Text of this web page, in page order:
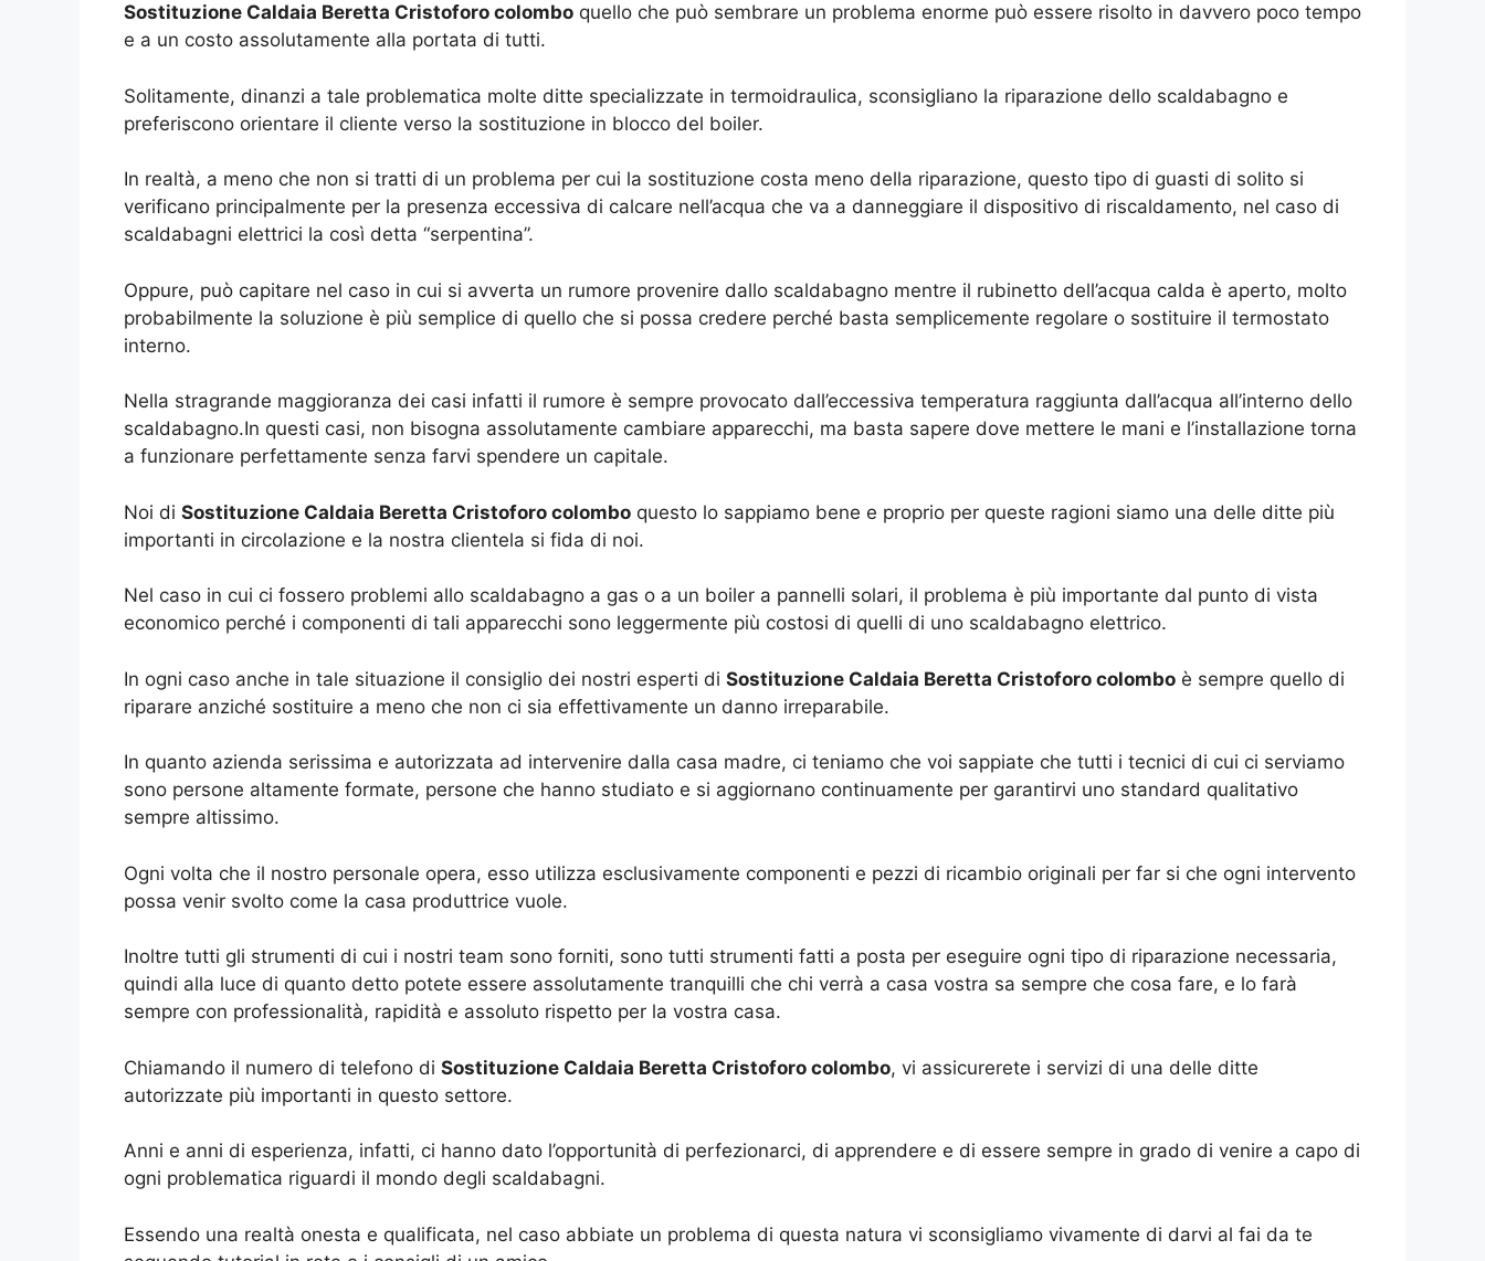
Sostituzione Caldaia Beretta Cristoforo colombo quello che può sembrare un problema enorme può essere risolto in davvero poco tempo
e a un costo assolutamente alla portata di tutti.
Solitamente, dinanzi a tale problematica molte ditte specializzate in termoidraulica, sconsigliano la riparazione dello scaldabagno e
preferiscono orientare il cliente verso la sostituzione in blocco del boiler.
In realtà, a meno che non si tratti di un problema per cui la sostituzione costa meno della riparazione, questo tipo di guasti di solito si
verificano principalmente per la presenza eccessiva di calcare nell’acqua che va a danneggiare il dispositivo di riscaldamento, nel caso di
scaldabagni elettrici la così detta “serpentina”.
Oppure, può capitare nel caso in cui si avverta un rumore provenire dallo scaldabagno mentre il rubinetto dell’acqua calda è aperto, molto
probabilmente la soluzione è più semplice di quello che si possa credere perché basta semplicemente regolare o sostituire il termostato
interno.
Nella stragrande maggioranza dei casi infatti il rumore è sempre provocato dall’eccessiva temperatura raggiunta dall’acqua all’interno dello
scaldabagno.In questi casi, non bisogna assolutamente cambiare apparecchi, ma basta sapere dove mettere le mani e l’installazione torna
a funzionare perfettamente senza farvi spendere un capitale.
Noi di Sostituzione Caldaia Beretta Cristoforo colombo questo lo sappiamo bene e proprio per queste ragioni siamo una delle ditte più
importanti in circolazione e la nostra clientela si fida di noi.
Nel caso in cui ci fossero problemi allo scaldabagno a gas o a un boiler a pannelli solari, il problema è più importante dal punto di vista
economico perché i componenti di tali apparecchi sono leggermente più costosi di quelli di uno scaldabagno elettrico.
In ogni caso anche in tale situazione il consiglio dei nostri esperti di Sostituzione Caldaia Beretta Cristoforo colombo è sempre quello di
riparare anziché sostituire a meno che non ci sia effettivamente un danno irreparabile.
In quanto azienda serissima e autorizzata ad intervenire dalla casa madre, ci teniamo che voi sappiate che tutti i tecnici di cui ci serviamo
sono persone altamente formate, persone che hanno studiato e si aggiornano continuamente per garantirvi uno standard qualitativo
sempre altissimo.
Ogni volta che il nostro personale opera, esso utilizza esclusivamente componenti e pezzi di ricambio originali per far si che ogni intervento
possa venir svolto come la casa produttrice vuole.
Inoltre tutti gli strumenti di cui i nostri team sono forniti, sono tutti strumenti fatti a posta per eseguire ogni tipo di riparazione necessaria,
quindi alla luce di quanto detto potete essere assolutamente tranquilli che chi verrà a casa vostra sa sempre che cosa fare, e lo farà
sempre con professionalità, rapidità e assoluto rispetto per la vostra casa.
Chiamando il numero di telefono di Sostituzione Caldaia Beretta Cristoforo colombo, vi assicurerete i servizi di una delle ditte
autorizzate più importanti in questo settore.
Anni e anni di esperienza, infatti, ci hanno dato l’opportunità di perfezionarci, di apprendere e di essere sempre in grado di venire a capo di
ogni problematica riguardi il mondo degli scaldabagni.
Essendo una realtà onesta e qualificata, nel caso abbiate un problema di questa natura vi sconsigliamo vivamente di darvi al fai da te